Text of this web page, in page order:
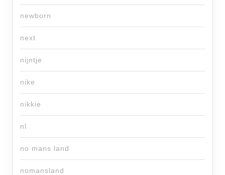
newborn
next
nijntje
nike
nikkie
nl
no mans land
nomansland